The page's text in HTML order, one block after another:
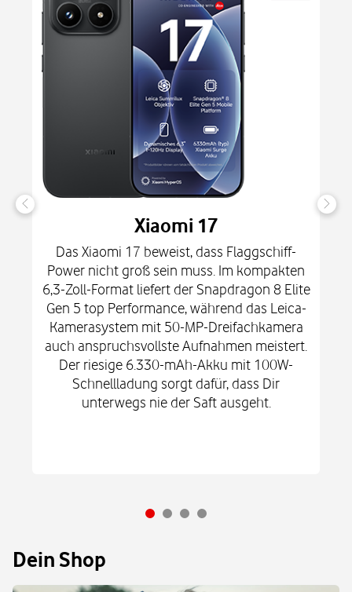
Xiaomi 17
Das Xiaomi 17 beweist, dass Flaggschiff-
Power nicht groß sein muss. Im kompakten
6,3-Zoll-Format liefert der Snapdragon 8 Elite
Gen 5 top Performance, während das Leica-
Kamerasystem mit 50-MP-Dreifachkamera
auch anspruchsvollste Aufnahmen meistert.
Der riesige 6.330-mAh-Akku mit 100W-
Schnellladung sorgt dafür, dass Dir
unterwegs nie der Saft ausgeht.
Dein Shop